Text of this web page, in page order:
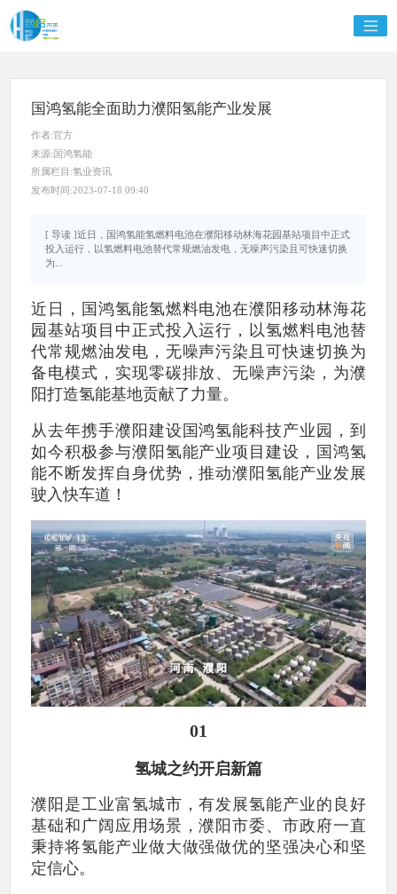
国鸿氢能全面助力濮阳氢能产业发展
作者:官方
来源:国鸿氢能
所属栏目:氢业资讯
发布时间:2023-07-18 09:40
[ 导读 ]近日，国鸿氢能氢燃料电池在濮阳移动林海花园基站项目中正式
投入运行，以氢燃料电池替代常规燃油发电，无噪声污染且可快速切换
为...
近日，国鸿氢能氢燃料电池在濮阳移动林海花
园基站项目中正式投入运行，以氢燃料电池替
代常规燃油发电，无噪声污染且可快速切换为
备电模式，实现零碳排放、无噪声污染，为濮
阳打造氢能基地贡献了力量。
从去年携手濮阳建设国鸿氢能科技产业园，到
如今积极参与濮阳氢能产业项目建设，国鸿氢
能不断发挥自身优势，推动濮阳氢能产业发展
驶入快车道！
01
氢城之约开启新篇
濮阳是工业富氢城市，有发展氢能产业的良好
基础和广阔应用场景，濮阳市委、市政府一直
秉持将氢能产业做大做强做优的坚强决心和坚
定信心。